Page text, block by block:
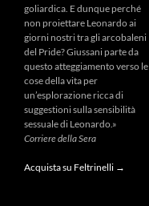
goliardica. E dunque perché
non proiettare Leonardo ai
giorni nostri tra gli arcobaleni
del Pride? Giussani parte da
questo atteggiamento verso le
cose della vita per
un’esplorazione ricca di
suggestioni sulla sensibilità
sessuale di Leonardo.»
Corriere della Sera
Acquista su Feltrinelli →